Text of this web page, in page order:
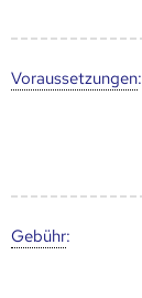
Voraus­setzungen:
Gebühr: